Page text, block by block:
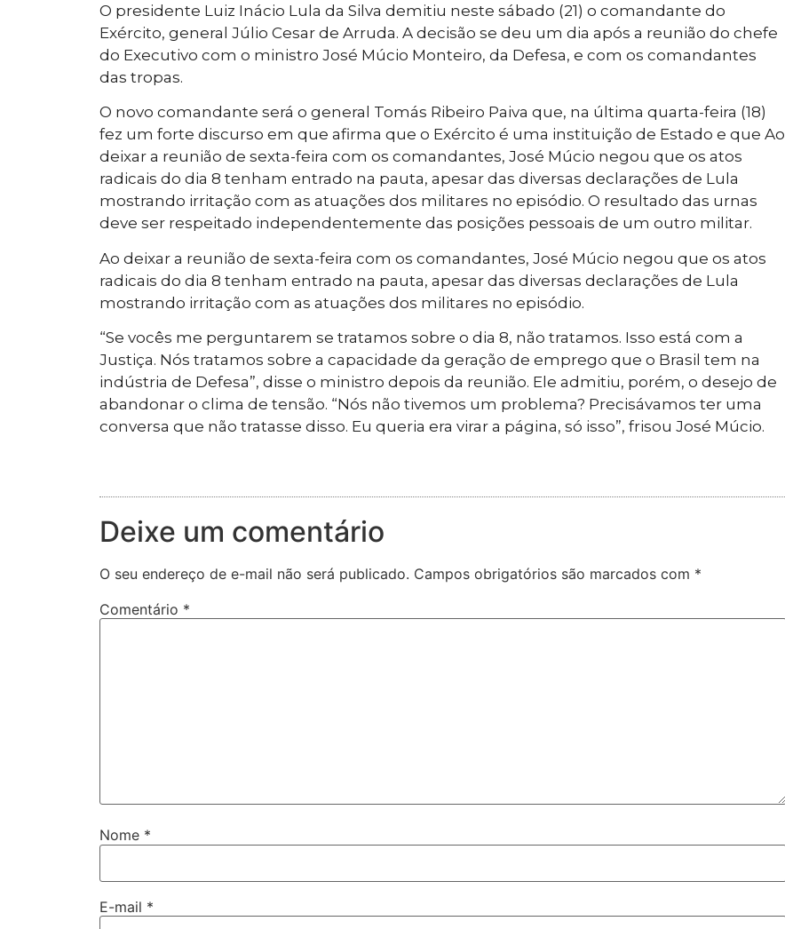
O presidente Luiz Inácio Lula da Silva demitiu neste sábado (21) o comandante do
Exército, general Júlio Cesar de Arruda. A decisão se deu um dia após a reunião do chefe
do Executivo com o ministro José Múcio Monteiro, da Defesa, e com os comandantes
das tropas.
O novo comandante será o general Tomás Ribeiro Paiva que, na última quarta-feira (18)
fez um forte discurso em que afirma que o Exército é uma instituição de Estado e que Ao
deixar a reunião de sexta-feira com os comandantes, José Múcio negou que os atos
radicais do dia 8 tenham entrado na pauta, apesar das diversas declarações de Lula
mostrando irritação com as atuações dos militares no episódio. O resultado das urnas
deve ser respeitado independentemente das posições pessoais de um outro militar.
Ao deixar a reunião de sexta-feira com os comandantes, José Múcio negou que os atos
radicais do dia 8 tenham entrado na pauta, apesar das diversas declarações de Lula
mostrando irritação com as atuações dos militares no episódio.
“Se vocês me perguntarem se tratamos sobre o dia 8, não tratamos. Isso está com a
Justiça. Nós tratamos sobre a capacidade da geração de emprego que o Brasil tem na
indústria de Defesa”, disse o ministro depois da reunião. Ele admitiu, porém, o desejo de
abandonar o clima de tensão. “Nós não tivemos um problema? Precisávamos ter uma
conversa que não tratasse disso. Eu queria era virar a página, só isso”, frisou José Múcio.
Deixe um comentário
O seu endereço de e-mail não será publicado. Campos obrigatórios são marcados com *
Comentário *
Nome *
E-mail *